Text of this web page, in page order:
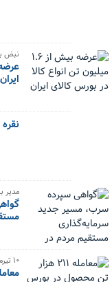
نبض بازار
ایران
مدیر
۱۰ تیرماه رقم خورد؛
معامله ۲۱۱ هزار تن